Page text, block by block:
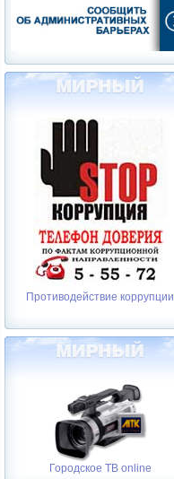
Противодействие коррупции
Городское ТВ online